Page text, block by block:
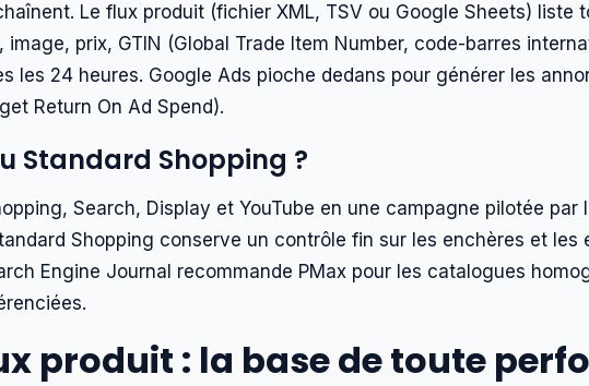
Le flux produit (fichier XML, TSV ou Google Sheets)
prix, GTIN (Global Trade Item Number, code-barres
les 24 heures. Google Ads pioche dedans pour générer les
Return On Ad Spend).
Standard Shopping ?
Search, Display et YouTube en une campagne pilotée par
Shopping conserve un contrôle fin sur les enchères et
Engine Journal recommande PMax pour les catalogues
produit : la base de toute